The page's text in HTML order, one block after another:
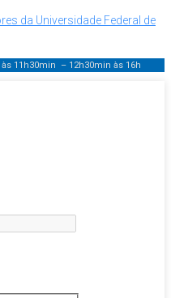
da Universidade Federal de
às 11h30min – 12h30min às 16h